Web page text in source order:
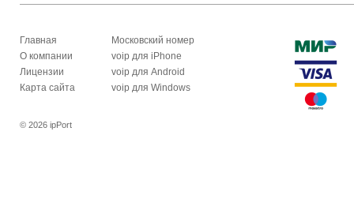
Главная
О компании
Лицензии
Карта сайта
Московский номер
voip для iPhone
voip для Android
voip для Windows
© 2026 ipPort